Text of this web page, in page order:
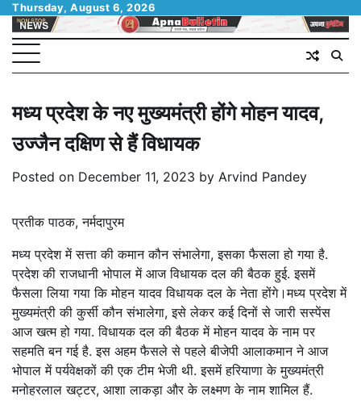
Skip
content
Thursday, August 6, 2026
मध्य प्रदेश के नए मुख्यमंत्री होंगे मोहन यादव,
उज्जैन दक्षिण से हैं विधायक
Posted on December 11, 2023 by Arvind Pandey
प्रतीक पाठक, नर्मदापुरम
मध्य प्रदेश में सत्ता की कमान कौन संभालेगा, इसका फैसला हो गया है.
प्रदेश की राजधानी भोपाल में आज विधायक दल की बैठक हुई. इसमें
फैसला लिया गया कि मोहन यादव विधायक दल के नेता होंगे।मध्य प्रदेश में
मुख्यमंत्री की कुर्सी कौन संभालेगा, इसे लेकर कई दिनों से जारी सस्पेंस
आज खत्म हो गया. विधायक दल की बैठक में मोहन यादव के नाम पर
सहमति बन गई है. इस अहम फैसले से पहले बीजेपी आलाकमान ने आज
भोपाल में पर्यवेक्षकों की एक टीम भेजी थी. इसमें हरियाणा के मुख्यमंत्री
मनोहरलाल खट्टर, आशा लाकड़ा और के लक्ष्मण के नाम शामिल हैं.